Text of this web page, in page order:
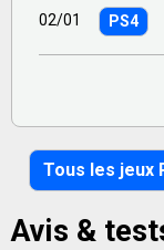
02/01 PS4
Tous les jeux
Avis &